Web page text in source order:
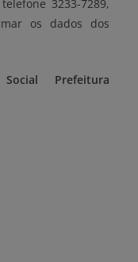
3233-7289,
os dados dos
Social Prefeitura